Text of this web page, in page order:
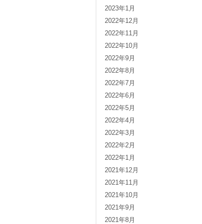
2023年1月
2022年12月
2022年11月
2022年10月
2022年9月
2022年8月
2022年7月
2022年6月
2022年5月
2022年4月
2022年3月
2022年2月
2022年1月
2021年12月
2021年11月
2021年10月
2021年9月
2021年8月